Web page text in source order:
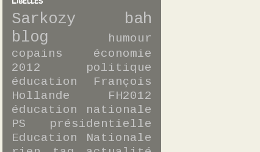
Sarkozy
bah
blog
humour
copains
économie
2012
politique
éducation
François
Hollande
FH2012
éducation nationale
PS
présidentielle
Education Nationale